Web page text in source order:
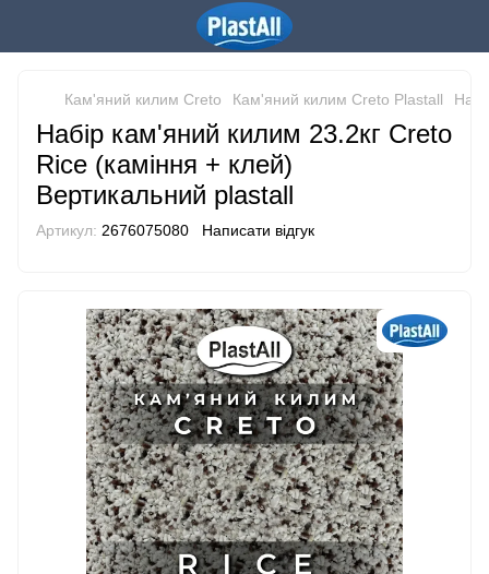
Кам'яний килим Creto Кам'яний килим Creto Plastall
Набір кам'яний килим 23.2кг Creto
Rice (каміння + клей)
Вертикальний plastall
Артикул: 2676075080 Написати відгук